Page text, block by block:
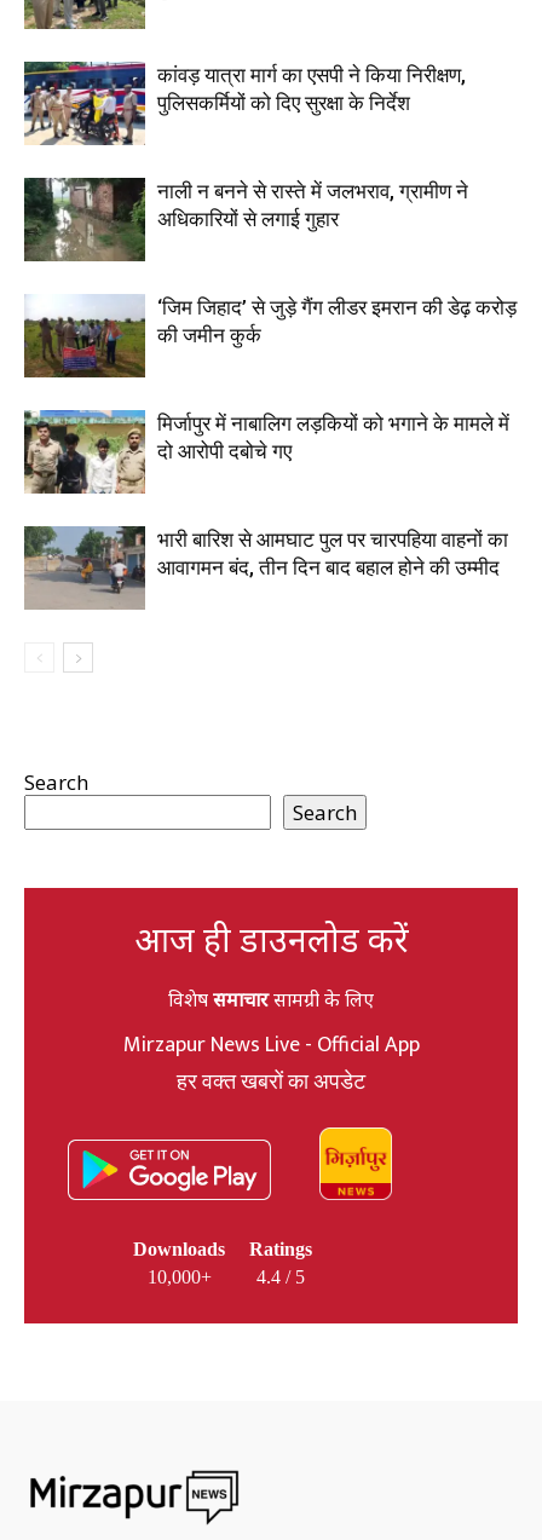
कांवड़ यात्रा मार्ग का एसपी ने किया निरीक्षण,
पुलिसकर्मियों को दिए सुरक्षा के निर्देश
नाली न बनने से रास्ते में जलभराव, ग्रामीण ने
अधिकारियों से लगाई गुहार
‘जिम जिहाद’ से जुड़े गैंग लीडर इमरान की डेढ़ करोड़
की जमीन कुर्क
मिर्जापुर में नाबालिग लड़कियों को भगाने के मामले में
दो आरोपी दबोचे गए
भारी बारिश से आमघाट पुल पर चारपहिया वाहनों का
आवागमन बंद, तीन दिन बाद बहाल होने की उम्मीद
Search
Search
आज ही डाउनलोड करें
विशेषसमाचारसामग्री के लिए
Mirzapur News Live - Official App
हर वक्त खबरों का अपडेट
Downloads
10,000+
Ratings
4.4 / 5